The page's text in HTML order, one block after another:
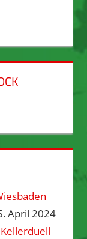
April 2024